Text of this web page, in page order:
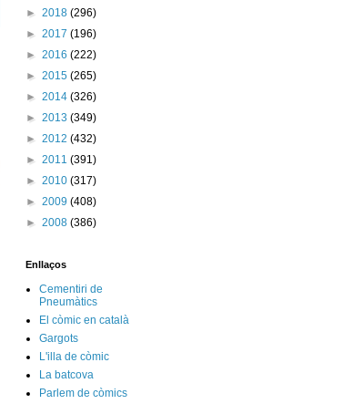
► 2018 (296)
► 2017 (196)
► 2016 (222)
► 2015 (265)
► 2014 (326)
► 2013 (349)
► 2012 (432)
► 2011 (391)
► 2010 (317)
► 2009 (408)
► 2008 (386)
Enllaços
Cementiri de
Pneumàtics
El còmic en català
Gargots
L'illa de còmic
La batcova
Parlem de còmics